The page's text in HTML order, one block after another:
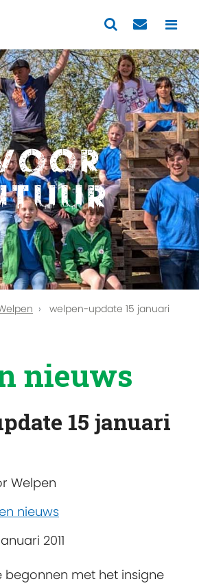
welpen-update 15 januari
nieuws
15 januari
Welpen
nieuws
2011
begonnen met het insigne